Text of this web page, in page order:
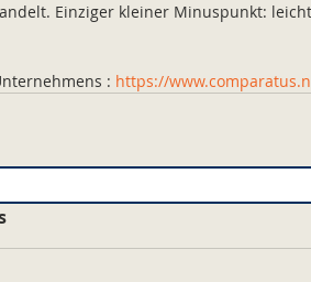
Einziger kleiner Minuspunkt:
: https://